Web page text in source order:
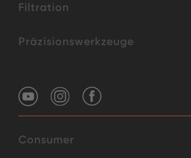
Filtration
Präzisionswerkzeuge
Consumer